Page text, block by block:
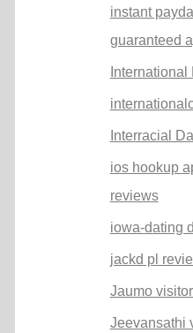
instant
guaranteed
International
Interracial
ios hookup
reviews
iowa-dating
jackd pl
Jaumo
Jeevansathi